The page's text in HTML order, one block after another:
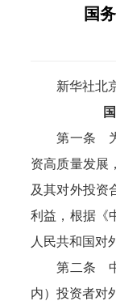
国
新华社北京
第一条 为
资高质量发展
及其对外投资
利益，根据《
人民共和国对
第二条 中
内）投资者对